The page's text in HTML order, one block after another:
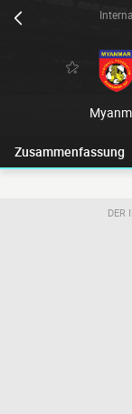
Zusammenfassung
DER